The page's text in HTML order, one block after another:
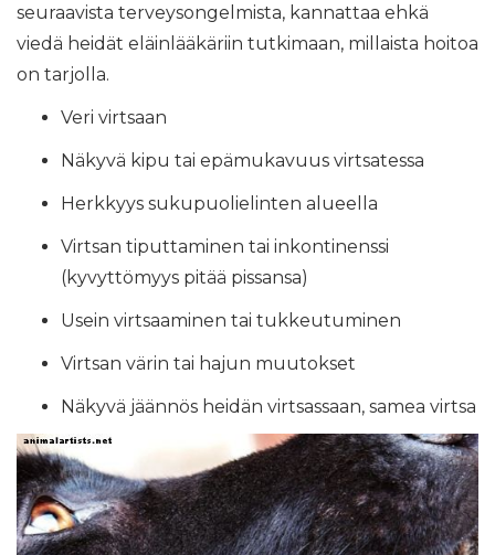
seuraavista terveysongelmista, kannattaa ehkä
viedä heidät eläinlääkäriin tutkimaan, millaista hoitoa
on tarjolla.
Veri virtsaan
Näkyvä kipu tai epämukavuus virtsatessa
Herkkyys sukupuolielinten alueella
Virtsan tiputtaminen tai inkontinenssi
(kyvyttömyys pitää pissansa)
Usein virtsaaminen tai tukkeutuminen
Virtsan värin tai hajun muutokset
Näkyvä jäännös heidän virtsassaan, samea virtsa